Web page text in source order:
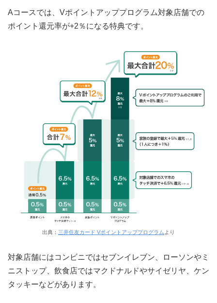
Aコースでは、Vポイントアッププログラム対象店舗での
ポイント還元率が+2％になる特典です。
出典： 三井住友カード Vポイントアッププログラム より
対象店舗にはコンビニではセブンイレブン、ローソンやミ
ニストップ、飲食店ではマクドナルドやサイゼリヤ、ケン
タッキーなどがあります。